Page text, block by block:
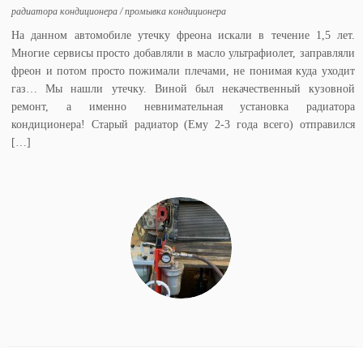
радиатора кондиционера/промывка кондиционера
На данном автомобиле утечку фреона искали в течение 1,5 лет.
Многие сервисы просто добавляли в масло ультрафиолет, заправляли
фреон и потом просто пожимали плечами, не понимая куда уходит
газ… Мы нашли утечку. Виной был некачественный кузовной
ремонт, а именно невнимательная установка радиатора
кондиционера! Старый радиатор (Ему 2-3 года всего) отправился
[…]